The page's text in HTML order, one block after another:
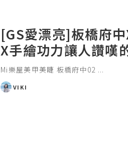
[GS愛漂亮]板橋府
X手繪功力讓人讚嘆
Mi樂屋美甲美睫 板橋府中02 ...
POSTED
VIKI